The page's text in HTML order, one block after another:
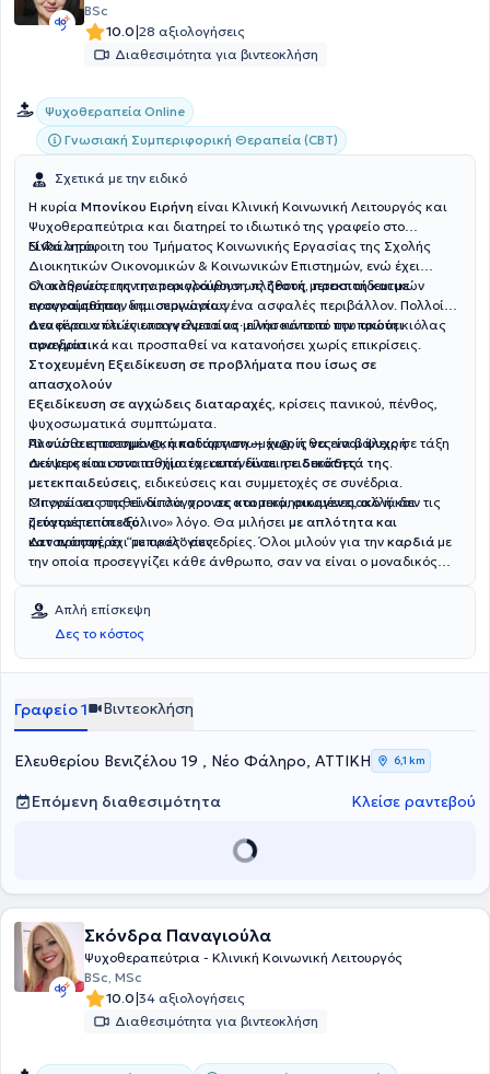
BSc
10.0|28 αξιολογήσεις
Διαθεσιμότητα για βιντεοκλήση
Ψυχοθεραπεία Online
Γνωσιακή Συμπεριφορική Θεραπεία (CBT)
Σχετικά με την ειδικό
Η κυρία Μπονίκου Ειρήνη είναι Κλινική Κοινωνική Λειτουργός και
Ψυχοθεραπεύτρια και διατηρεί το ιδιωτικό της γραφείο στο
Ν.Φάληρο.
Είναι απόφοιτη του Τμήματος Κοινωνικής Εργασίας της Σχολής
Διοικητικών Οικονομικών & Κοινωνικών Επιστημών, ενώ έχει
ολοκληρώσει την παρακολούθηση πλήθους μετεκπαιδευτικών
προγραμμάτων και σεμιναρίων.
Οι ασθενείς της την περιγράφουν ωςζεστή, προσιτή και με
ενσυναίσθηση, δημιουργώντας ένα ασφαλές περιβάλλον. Πολλοί
αναφέρουν ότι ένιωσαν άνετα να μιλήσουν από την πρώτη κιόλας
συνεδρία.
Δεν είναι απλώς επαγγελματίας· είναι κάποια πουακούει
πραγματικά και προσπαθεί να κατανοήσει χωρίς επικρίσεις.
Στοχευμένη Εξειδίκευση σε προβλήματα που ίσως σε
απασχολούν
Εξειδίκευση σε αγχώδεις διαταραχές, κρίσεις πανικού, πένθος,
ψυχοσωματικά συμπτώματα.
Αν νιώθεις πιεσμέν@, αποδιοργανωμέν@, ή θες να βάλεις σε τάξη
σκέψεις και συναισθήματα,αυτή είναι η ειδικότητά της.
Πλούσια επιστημονική κατάρτιση — χωρίς να είναι ψυχρή
Δεν αρκείται στο πτυχίο: έχει επενδύσει σεδεκάδες
μετεκπαιδεύσεις, ειδικεύσεις και συμμετοχές σε συνέδρια.
Οι γνώσεις της είναι σύγχρονες και τεκμηριωμένες, αλλά δεν τις
μετατρέπει σε «ξύλινο» λόγο. Θα μιλήσει με απλότητα και
κατανόηση, όχι με ορολογίες.
Μπορεί να σταθεί δίπλα σουσε ατομικό, οικογενειακό ή και
ζεύγους επίπεδο.
Δεν προσφέρει “τυπικές” συνεδρίες. Όλοι μιλούν για την καρδιά με
την οποία προσεγγίζει κάθε άνθρωπο, σαν να είναι ο μοναδικός
Απλή επίσκεψη
Δες το κόστος
Γραφείο 1 Βιντεοκλήση
Ελευθερίου Βενιζέλου 19 , Νέο Φάληρο, ΑΤΤΙΚΗ 6,1 km
Επόμενη διαθεσιμότητα Κλείσε ραντεβού
Σκόνδρα Παναγιούλα
Ψυχοθεραπεύτρια - Κλινική Κοινωνική Λειτουργός
BSc, MSc
10.0|34 αξιολογήσεις
Διαθεσιμότητα για βιντεοκλήση